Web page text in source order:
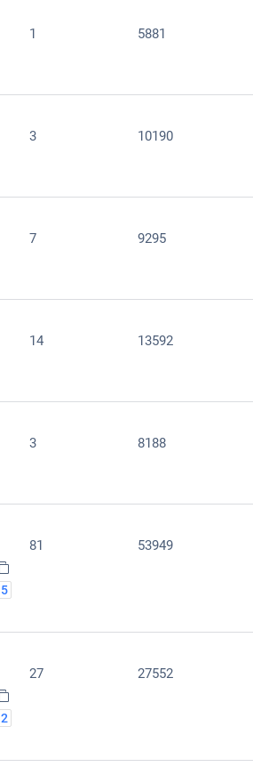
1 5881
3 10190
7 9295
14 13592
3 8188
5
81 53949
2
27 27552